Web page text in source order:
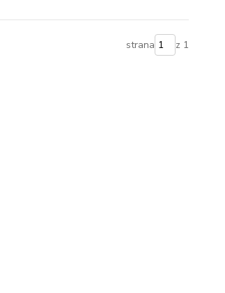
strana z 1